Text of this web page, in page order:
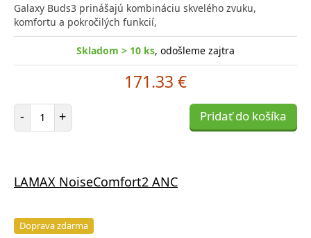
Galaxy Buds3 prinášajú kombináciu skvelého zvuku,
komfortu a pokročilých funkcií,
Skladom > 10 ks, odošleme zajtra
171.33 €
- Počet položiek
+ Pridať do košíka
LAMAX NoiseComfort2 ANC
Doprava zdarma